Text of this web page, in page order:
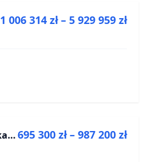
1 006 314 zł – 5 929 959 zł
Przystań Królewiecka III695 300 zł – 987 200 zł